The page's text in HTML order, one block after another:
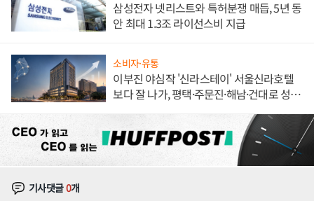
삼성전자 넷리스트와 특허분쟁 매듭, 5년 동
안 최대 1.3조 라이선스비 지급
소비자·유통
이부진 야심작 '신라스테이' 서울신라호텔
보다 잘 나가, 평택·주문진·해남·건대로 성
기사댓글0개